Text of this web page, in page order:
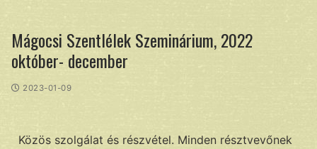
Mágocsi Szentlélek Szeminárium, 2022
október- december
2023-01-09
Közös szolgálat és részvétel. Minden résztvevőnek